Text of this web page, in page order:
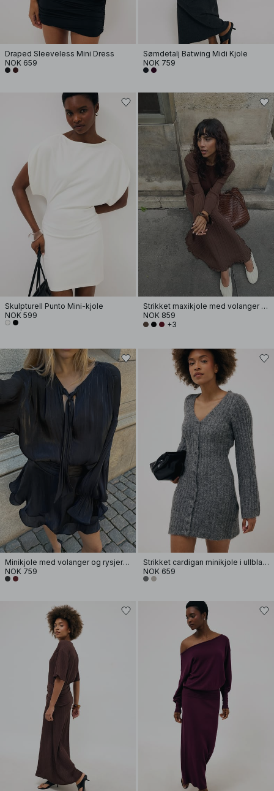
Draped Sleeveless Mini Dress
NOK 659
Sømdetalj Batwing Midi Kjole
NOK 759
Skulpturell Punto Mini-kjole
NOK 599
Strikket maxikjole med volanger og rund hals
NOK 859
+3
Minikjole med volanger og rysjer i livet
NOK 759
Strikket cardigan minikjole i ullblanding
NOK 659